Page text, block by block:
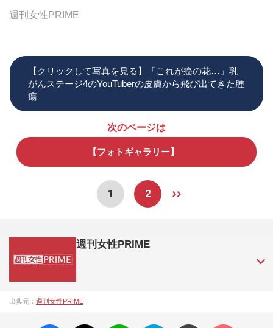
週刊女性PRIME
【クリックして写真を見る】「これが癌の花…」乳
がんステージ4のYouTuberの皮膚から飛び出てきた腫
瘍
次のページは
【フォトギャラリー】
1 2
週刊女性PRIME
成27年）1月に開設された主婦と生活社が運営する日本のニュ
出典元： 週刊女性PRIME